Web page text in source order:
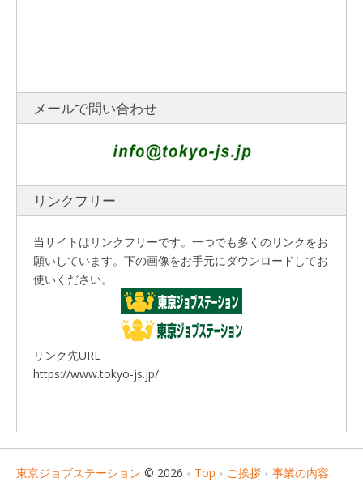
メールで問い合わせ
リンクフリー
当サイトはリンクフリーです。一つでも多くのリンクをお
願いしています。下の画像をお手元にダウンロードしてお
使いください。
リンク先URL
https://www.tokyo-js.jp/
東京ジョブステーション © 2026 Top ご挨拶 事業の内容